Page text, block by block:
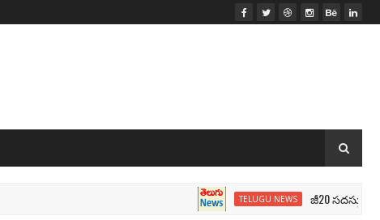
TELUGU NEWS జీ20 సదస్సు.. మోదీ